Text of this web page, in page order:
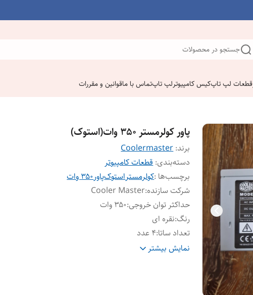
جستجو در محصولات
قطعات لپ تاپکیس کامپیوترلپ تاپتماس با ماقوانین و مقررات
پاور کولرمستر ۳۵۰ وات(استوک)
برند:Coolermaster
دسته‌بندی:قطعات کامپیوتر
برچسب‌ها :کولرمستراستوکپاور۳۵۰ وات
شرکت سازنده:
Cooler Master
حداکثر توان خروجی:۳۵۰ وات
رنگ:نقره ای
تعداد ساتا:۴ عدد
۸ پین گرافیک
:ندارد نمایش بیشتر